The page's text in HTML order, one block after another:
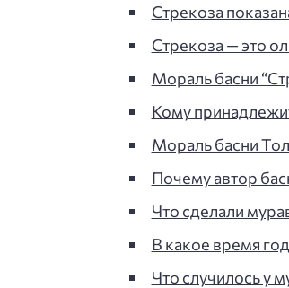
Стрекоза
Стрекоза — это
Мораль басни
Кому
Мораль басни
Почему автор
Что сделали
В какое время
Что случилось у